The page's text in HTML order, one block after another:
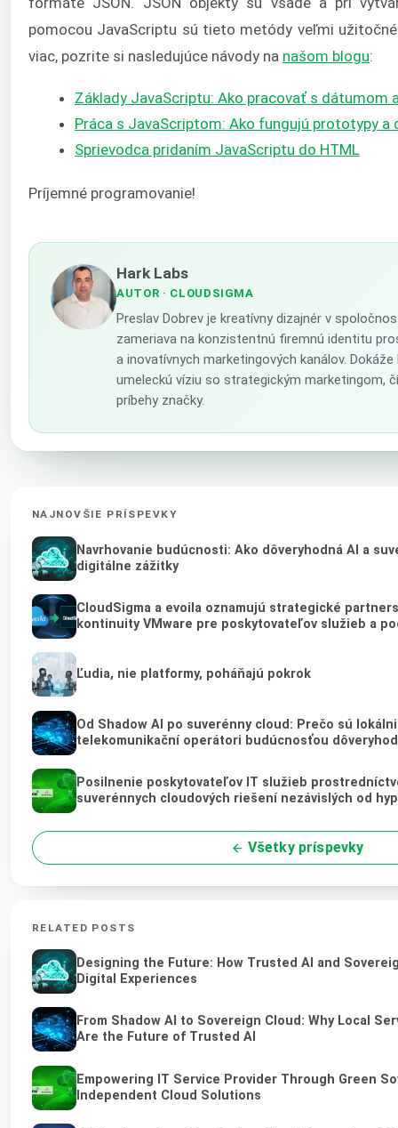
pomocou JavaScriptu sú tieto metódy veľmi
viac, pozrite si nasledujúce návody na našom blogu:
Základy JavaScriptu: Ako pracovať s dátumom
Práca s JavaScriptom: Ako fungujú prototypy a
Sprievodca pridaním JavaScriptu do HTML
Príjemné programovanie!
Hark Labs
AUTOR · CLOUDSIGMA
Preslav Dobrev je kreatívny dizajnér v
zameriava na konzistentnú firemnú identitu
a inovatívnych marketingových kanálov.
umeleckú víziu so strategickým marketingom,
príbehy značky.
NAJNOVŠIE PRÍSPEVKY
Navrhovanie budúcnosti: Ako dôveryhodná AI a
digitálne zážitky
CloudSigma a evoila oznamujú strategické
kontinuity VMware pre poskytovateľov služieb a
Ľudia, nie platformy, poháňajú pokrok
Od Shadow AI po suverénny cloud: Prečo sú
telekomunikační operátori budúcnosťou
Posilnenie poskytovateľov IT služieb
suverénnych cloudových riešení nezávislých od
Všetky príspevky
RELATED POSTS
Designing the Future: How Trusted AI and
Digital Experiences
From Shadow AI to Sovereign Cloud: Why Local
Are the Future of Trusted AI
Empowering IT Service Provider Through Green
Independent Cloud Solutions